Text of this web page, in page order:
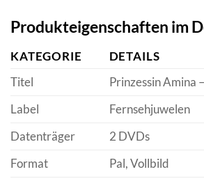
Produkteigenschaften im
KATEGORIE
DETAILS
Titel
Prinzessin Amina
Label
Fernsehjuwelen
Datenträger
2 DVDs
Format
Pal, Vollbild